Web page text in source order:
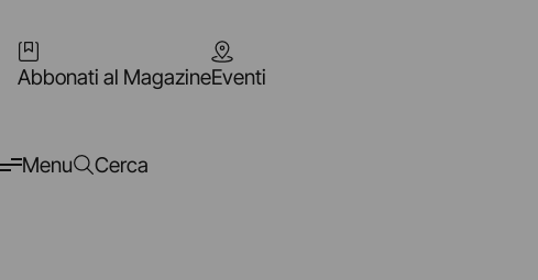
Abbonati al MagazineEventi
Menu Cerca